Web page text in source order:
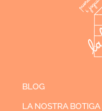
BLOG
LA NOSTRA BOTIGA